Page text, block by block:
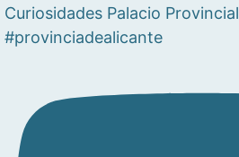
Curiosidades Palacio Provincial
#provinciadealicante